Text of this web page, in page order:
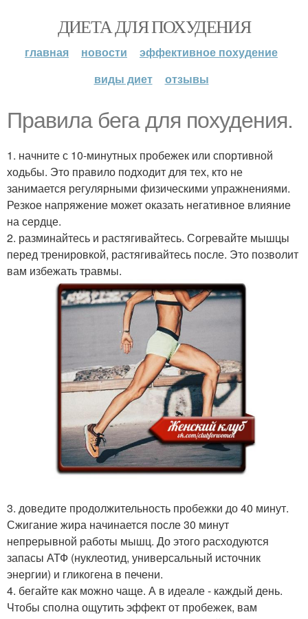
ДИЕТА ДЛЯ ПОХУДЕНИЯ
главная новости
эффективное похудение
виды диет
отзывы
Правила бега для похудения.
1. начните с 10-минутных пробежек или спортивной
ходьбы. Это правило подходит для тех, кто не
занимается регулярными физическими упражнениями.
Резкое напряжение может оказать негативное влияние
на сердце.
2. разминайтесь и растягивайтесь. Согревайте мышцы
перед тренировкой, растягивайтесь после. Это позволит
вам избежать травмы.
3. доведите продолжительность пробежки до 40 минут.
Сжигание жира начинается после 30 минут
непрерывной работы мышц. До этого расходуются
запасы АТФ (нуклеотид, универсальный источник
энергии) и гликогена в печени.
4. бегайте как можно чаще. А в идеале - каждый день.
Чтобы сполна ощутить эффект от пробежек, вам